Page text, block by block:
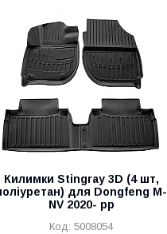
Килимки Stingray 3D (4 шт,
для Dongfeng M-
NV 2020- рр
5008054